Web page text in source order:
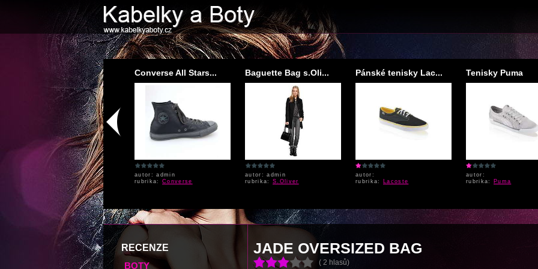
Dětské botičky Nik...
Nike
Converse All Stars...
autor: admin
rubrika: Converse
Baguette Bag s.Oli...
autor: admin
rubrika: S.Oliver
Pánské tenisky Lac...
autor:
rubrika: Lacoste
Tenisky Puma
autor:
rubrika: Puma
JADE OVERSIZED BAG
( 2 hlasů)
RECENZE
BOTY